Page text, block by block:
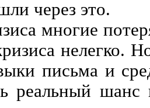
через это.
многие
нелегко.
письма и
реальный шанс